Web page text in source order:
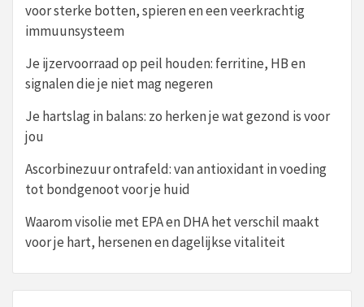
voor sterke botten, spieren en een veerkrachtig
immuunsysteem
Je ijzervoorraad op peil houden: ferritine, HB en
signalen die je niet mag negeren
Je hartslag in balans: zo herken je wat gezond is voor
jou
Ascorbinezuur ontrafeld: van antioxidant in voeding
tot bondgenoot voor je huid
Waarom visolie met EPA en DHA het verschil maakt
voor je hart, hersenen en dagelijkse vitaliteit